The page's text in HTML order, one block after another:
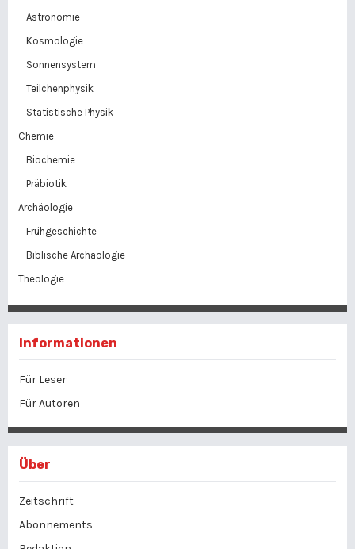
Astronomie
Kosmologie
Sonnensystem
Teilchenphysik
Statistische Physik
Chemie
Biochemie
Präbiotik
Archäologie
Frühgeschichte
Biblische Archäologie
Theologie
Informationen
Für Leser
Für Autoren
Über
Zeitschrift
Abonnements